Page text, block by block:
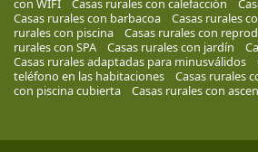
con WIFI
Casas rurales con calefacción
Casas rurales con barbacoa
Casas rurales
rurales con piscina
Casas rurales con
rurales con SPA
Casas rurales con jardín
Casas rurales adaptadas para minusválidos
teléfono en las habitaciones
Casas rurales
con piscina cubierta
Casas rurales con